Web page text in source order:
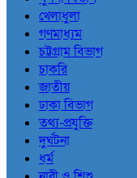
খেলাধুলা
গণমাধ্যম
চট্টগ্রাম বিভাগ
চাকরি
জাতীয়
ঢাকা বিভাগ
তথ্য-প্রযুক্তি
দুর্ঘটনা
ধর্ম